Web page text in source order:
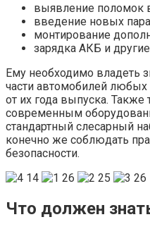
выявление поломок
введение новых
монтирование
зарядка АКБ и
Ему необходимо владеть
части автомобилей любых
от их года выпуска. Также
современным
стандартный слесарный
конечно же соблюдать
безопасности.
Что должен